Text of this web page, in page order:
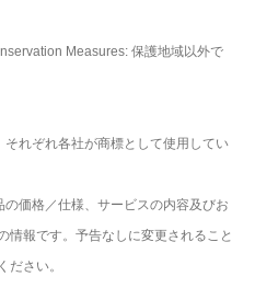
Measures: 保護地域以外で
れぞれ各社が商標として使用してい
価格／仕様、サービスの内容及びお
情報です。予告なしに変更されること
ださい。